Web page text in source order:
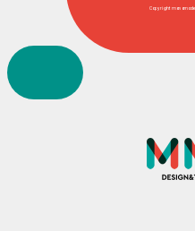
Copyright